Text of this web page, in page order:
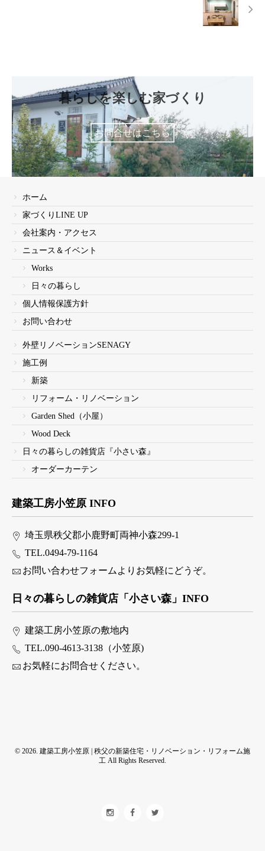
暮らしを楽しむ家づくり
お問合せはこちら
ホーム
家づくりLINE UP
会社案内・アクセス
ニュース＆イベント
Works
日々の暮らし
個人情報保護方針
お問い合わせ
外壁リノベーションSENAGY
施工例
新築
リフォーム・リノベーション
Garden Shed（小屋）
Wood Deck
日々の暮らしの雑貨店『小さい森』
オーダーカーテン
建築工房小笠原 INFO
埼玉県秩父郡小鹿野町両神小森299-1
TEL.0494-79-1164
お問い合わせフォームよりお気軽にどうぞ。
日々の暮らしの雑貨店「小さい森」INFO
建築工房小笠原の敷地内
TEL.090-4613-3138（小笠原)
お気軽にお問合せください。
© 2026. 建築工房小笠原 | 秩父の新築住宅・リノベーション・リフォーム施
工 All Rights Reserved.